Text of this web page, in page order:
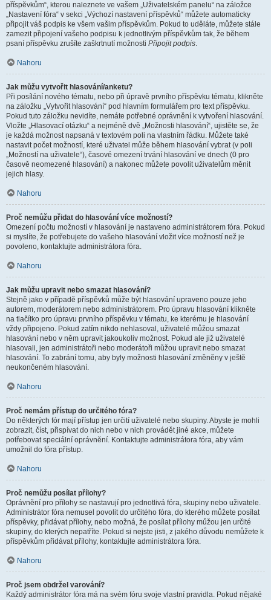
příspěvkům“, kterou naleznete ve vašem „Uživatelském panelu“ na záložce
„Nastavení fóra“ v sekci „Výchozí nastavení příspěvků“ můžete automaticky
připojit váš podpis ke všem vašim příspěvkům. Pokud to uděláte, můžete stále
zamezit připojení vašeho podpisu k jednotlivým příspěvkům tak, že během
psaní příspěvku zrušíte zaškrtnutí možnosti Připojit podpis.
Nahoru
Jak můžu vytvořit hlasování/anketu?
Při posílání nového tématu, nebo při úpravě prvního příspěvku tématu, klikněte
na záložku „Vytvořit hlasování“ pod hlavním formulářem pro text příspěvku.
Pokud tuto záložku nevidíte, nemáte potřebné oprávnění k vytvoření hlasování.
Vložte „Hlasovací otázku“ a nejméně dvě „Možnosti hlasování“, ujistěte se, že
je každá možnost napsaná v textovém poli na vlastním řádku. Můžete také
nastavit počet možností, které uživatel může během hlasování vybrat (v poli
„Možností na uživatele“), časové omezení trvání hlasování ve dnech (0 pro
časově neomezené hlasování) a nakonec můžete povolit uživatelům měnit
jejich hlasy.
Nahoru
Proč nemůžu přidat do hlasování více možností?
Omezení počtu možností v hlasování je nastaveno administrátorem fóra. Pokud
si myslíte, že potřebujete do vašeho hlasování vložit více možností než je
povoleno, kontaktujte administrátora fóra.
Nahoru
Jak můžu upravit nebo smazat hlasování?
Stejně jako v případě příspěvků může být hlasování upraveno pouze jeho
autorem, moderátorem nebo administrátorem. Pro úpravu hlasování klikněte
na tlačítko pro úpravu prvního příspěvku v tématu, ke kterému je hlasování
vždy připojeno. Pokud zatím nikdo nehlasoval, uživatelé můžou smazat
hlasování nebo v něm upravit jakoukoliv možnost. Pokud ale již uživatelé
hlasovali, jen administrátoři nebo moderátoři můžou upravit nebo smazat
hlasování. To zabrání tomu, aby byly možnosti hlasování změněny v ještě
neukončeném hlasování.
Nahoru
Proč nemám přístup do určitého fóra?
Do některých fór mají přístup jen určití uživatelé nebo skupiny. Abyste je mohli
zobrazit, číst, přispívat do nich nebo v nich provádět jiné akce, můžete
potřebovat speciální oprávnění. Kontaktujte administrátora fóra, aby vám
umožnil do fóra přístup.
Nahoru
Proč nemůžu posílat přílohy?
Oprávnění pro přílohy se nastavují pro jednotlivá fóra, skupiny nebo uživatele.
Administrátor fóra nemusel povolit do určitého fóra, do kterého můžete posílat
příspěvky, přidávat přílohy, nebo možná, že posílat přílohy můžou jen určité
skupiny, do kterých nepatříte. Pokud si nejste jisti, z jakého důvodu nemůžete k
příspěvkům přidávat přílohy, kontaktujte administrátora fóra.
Nahoru
Proč jsem obdržel varování?
Každý administrátor fóra má na svém fóru svoje vlastní pravidla. Pokud nějaké